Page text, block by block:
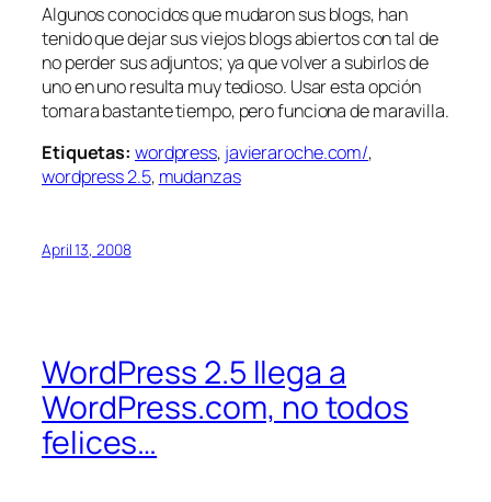
Algunos conocidos que mudaron sus blogs, han
tenido que dejar sus viejos blogs abiertos con tal de
no perder sus adjuntos; ya que volver a subirlos de
uno en uno resulta muy tedioso. Usar esta opción
tomara bastante tiempo, pero funciona de maravilla.
Etiquetas: wordpress, javieraroche.com/,
wordpress 2.5, mudanzas
April 13, 2008
WordPress 2.5 llega a
WordPress.com, no todos
felices…